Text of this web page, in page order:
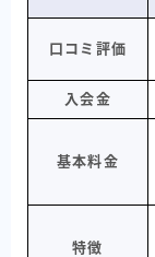
口コミ評価
入会金
基本料金
特徴